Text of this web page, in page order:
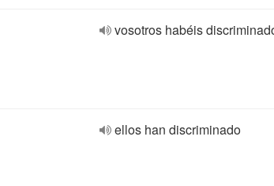
vosotros habéis
ellos han discriminado